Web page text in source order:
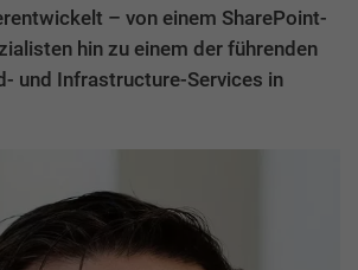
– von einem SharePoint-
hin zu einem der führenden
und Infrastructure-Services in